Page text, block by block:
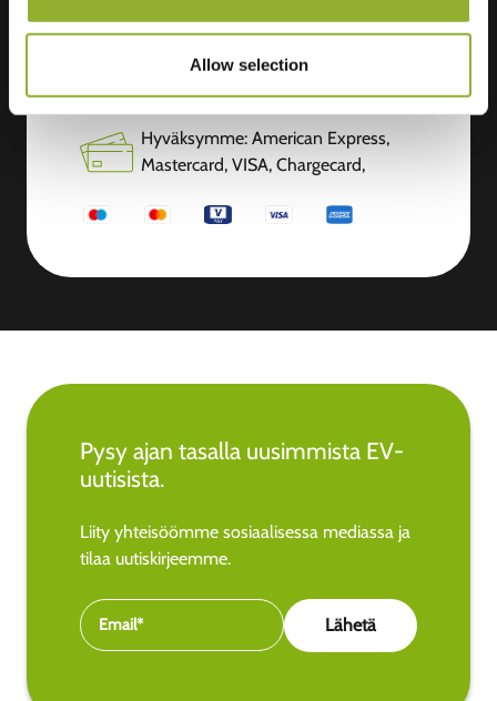
Allow selection
Hyväksymme: American Express,
Mastercard, VISA, Chargecard,
Pysy ajan tasalla uusimmista EV-
uutisista.
Liity yhteisöömme sosiaalisessa mediassa ja
tilaa uutiskirjeemme.